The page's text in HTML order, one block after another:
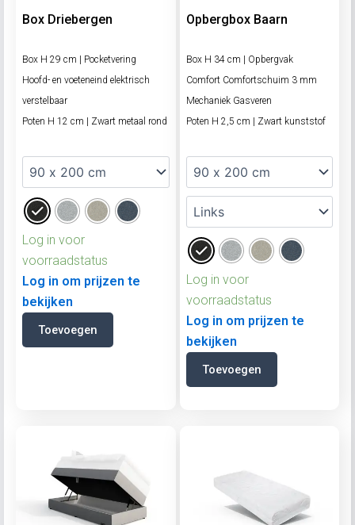
Box Driebergen
Box H 29 cm | Pocketvering
Hoofd- en voeteneind elektrisch
verstelbaar
Poten H 12 cm | Zwart metaal rond
Log in voor
voorraadstatus
Log in om prijzen te
bekijken
Toevoegen
Opbergbox Baarn
Box H 34 cm | Opbergvak
Comfort Comfortschuim 3 mm
Mechaniek Gasveren
Poten H 2,5 cm | Zwart kunststof
Log in voor
voorraadstatus
Log in om prijzen te
bekijken
Toevoegen